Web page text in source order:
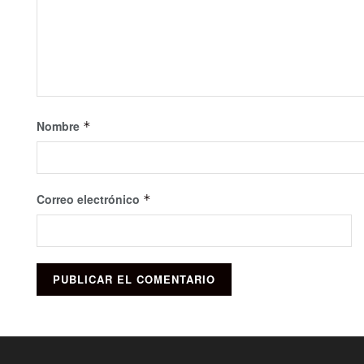
Nombre *
Correo electrónico *